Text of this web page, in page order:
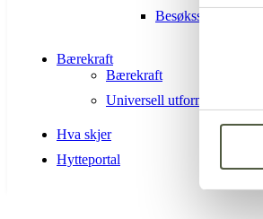
Besøkssenter
Bærekraft
Bærekraft
Universell utforming
Hva skjer
Hytteportal